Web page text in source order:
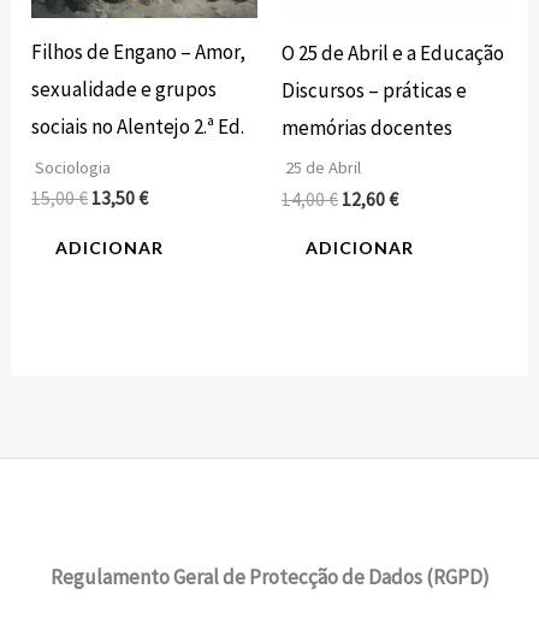
Filhos de Engano – Amor,
sexualidade e grupos
sociais no Alentejo 2.ª Ed.
Sociologia
15,00€ 13,50€
ADICIONAR
O 25 de Abril e a Educação
Discursos – práticas e
memórias docentes
25 de Abril
14,00€ 12,60€
ADICIONAR
Regulamento Geral de Protecção de Dados (RGPD)